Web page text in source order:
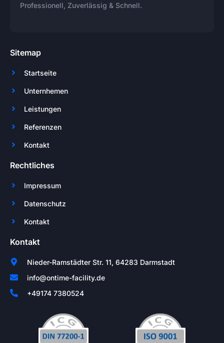
Professionell, Zuverlässig & Schnell.
Sitemap
Startseite
Unternhemen
Leistungen
Referenzen
Kontakt
Rechtliches
Impressum
Datenschutz
Kontakt
Kontakt
Nieder-Ramstädter Str. 11, 64283 Darmstadt
info@ontime-facility.de
+49174 7380524